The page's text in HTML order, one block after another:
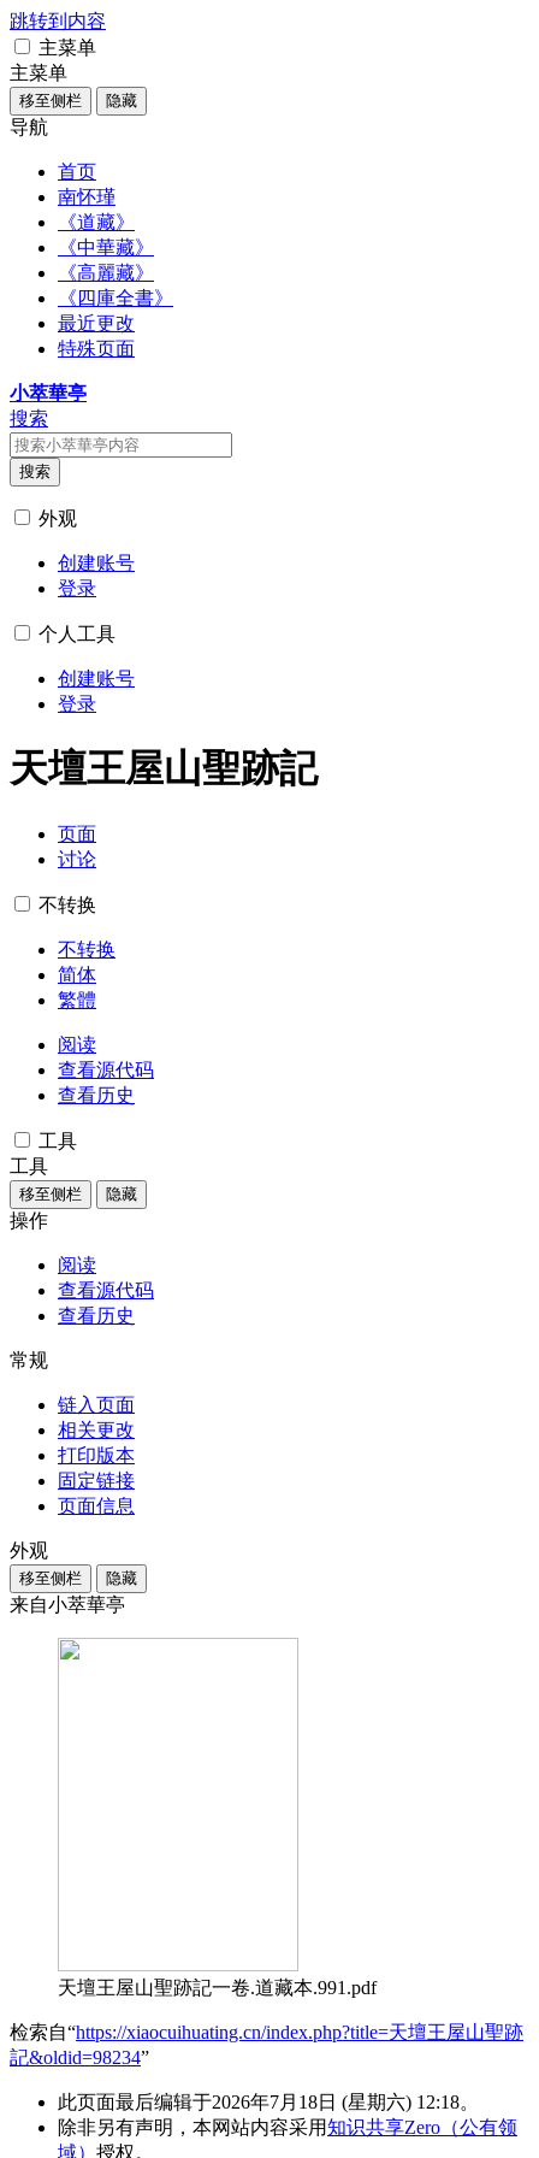
跳转到内容
主菜单
主菜单
移至侧栏 隐藏
导航
首页
南怀瑾
《道藏》
《中華藏》
《高麗藏》
《四庫全書》
最近更改
特殊页面
小萃華亭
搜索
搜索
外观
创建账号
登录
个人工具
创建账号
登录
天壇王屋山聖跡記
页面
讨论
不转换
不转换
简体
繁體
阅读
查看源代码
查看历史
工具
工具
移至侧栏 隐藏
操作
阅读
查看源代码
查看历史
常规
链入页面
相关更改
打印版本
固定链接
页面信息
外观
移至侧栏 隐藏
来自小萃華亭
天壇王屋山聖跡記一卷.道藏本.991.pdf
检索自“https://xiaocuihuating.cn/index.php?title=天壇王屋山聖跡
記&oldid=98234”
此页面最后编辑于2026年7月18日 (星期六) 12:18。
除非另有声明，本网站内容采用知识共享Zero（公有领
域） 授权。